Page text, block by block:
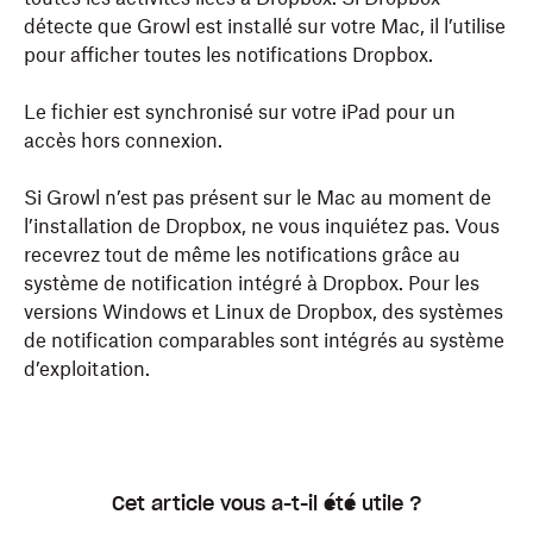
Copiez et collez les fichiers dans le dossier Dropbox
ou procédez parglisser-déposer.
Tout fichier que vous ajoutez dans votre dossier
Dropbox est importé dans Dropbox. La présence
indique qu’il a bien été importé dans Dropbox.
Appuyez sur
(ajouter).
Appuyez surCréer ou importer un fichier.
Appuyez surImporter un fichier .
détecte que Growl est installé sur votre Mac, il l’utilise
pour afficher toutes les notifications Dropbox.
Le fichier est synchronisé sur votre iPad pour un
accès hors connexion.
Si Growl n’est pas présent sur le Mac au moment de
l’installation de Dropbox, ne vous inquiétez pas. Vous
recevrez tout de même les notifications grâce au
système de notification intégré à Dropbox. Pour les
versions Windows et Linux de Dropbox, des systèmes
de notification comparables sont intégrés au système
d’exploitation.
Cet article vous a-t-il été utile ?